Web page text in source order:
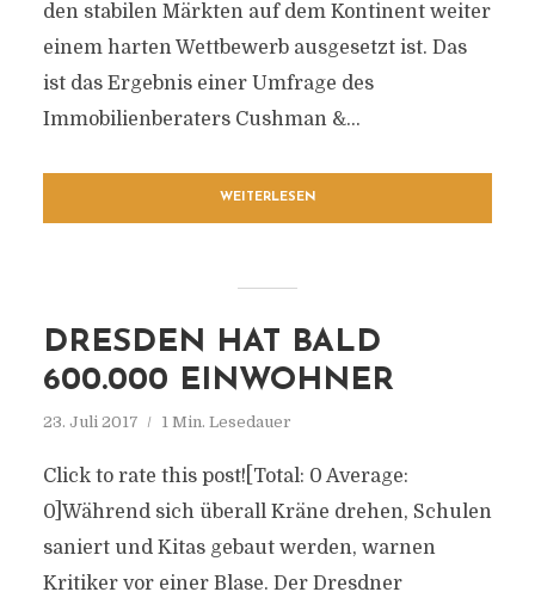
den stabilen Märkten auf dem Kontinent weiter
einem harten Wettbewerb ausgesetzt ist. Das
ist das Ergebnis einer Umfrage des
Immobilienberaters Cushman &...
WEITERLESEN
DRESDEN HAT BALD
600.000 EINWOHNER
23. Juli 2017 1 Min. Lesedauer
Click to rate this post![Total: 0 Average:
0]Während sich überall Kräne drehen, Schulen
saniert und Kitas gebaut werden, warnen
Kritiker vor einer Blase. Der Dresdner